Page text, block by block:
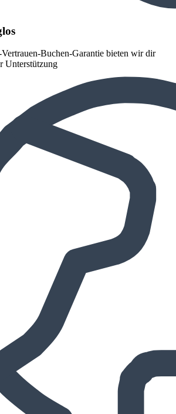
Buchen-Garantie bieten wir dir
Unterstützung